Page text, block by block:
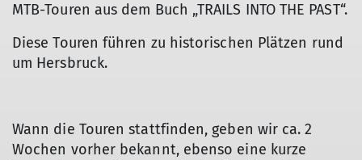
MTB-Touren aus dem Buch „TRAILS INTO THE PAST“.
Diese Touren führen zu historischen Plätzen rund
um Hersbruck.
Wann die Touren stattfinden, geben wir ca. 2
Wochen vorher bekannt, ebenso eine kurze